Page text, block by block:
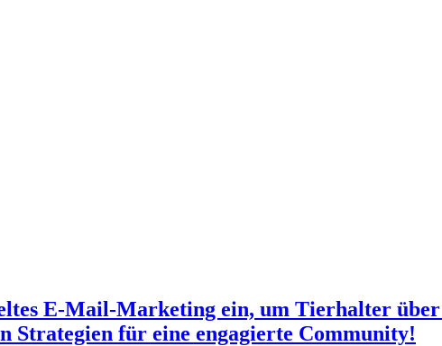
E-Mail-Marketing ein, um Tierhalter
Strategien für eine engagierte Community!